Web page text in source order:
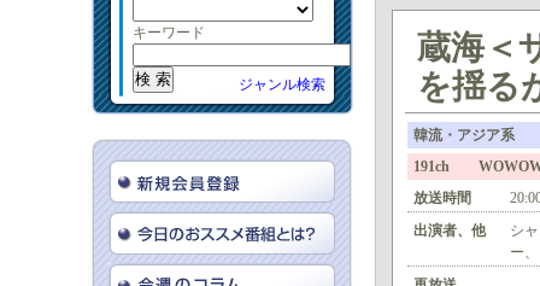
キーワード
ジャンル検索
蔵海＜
を揺る
韓流・アジア系
191ch WOWOW
放送時間
出演者、他
シ
ー